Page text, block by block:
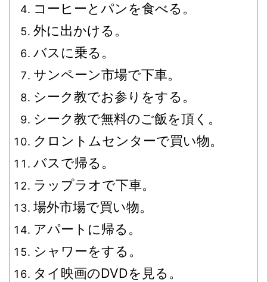
コーヒーとパンを食べる。
外に出かける。
バスに乗る。
サンペーン市場で下車。
シーク教でお参りをする。
シーク教で無料のご飯を頂く。
クロントムセンターで買い物。
バスで帰る。
ラップラオで下車。
場外市場で買い物。
アパートに帰る。
シャワーをする。
タイ映画のDVDを見る。